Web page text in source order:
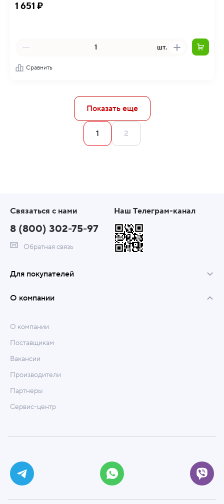
1 651 ₽
шт.
Сравнить
Показать еще
1 2
Связаться с нами
8 (800) 302-75-97
Обратная связь
Наш Телеграм-канал
Для покупателей
О компании
О компании
Поставщикам
Вакансии
Производители
Партнеры
Сервис-центр